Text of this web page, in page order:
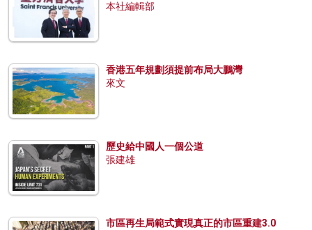
本社編輯部
香港五年規劃須提前布局大鵬灣
來文
歷史給中國人一個公道
張建雄
市區再生局範式實現真正的市區重建3.0